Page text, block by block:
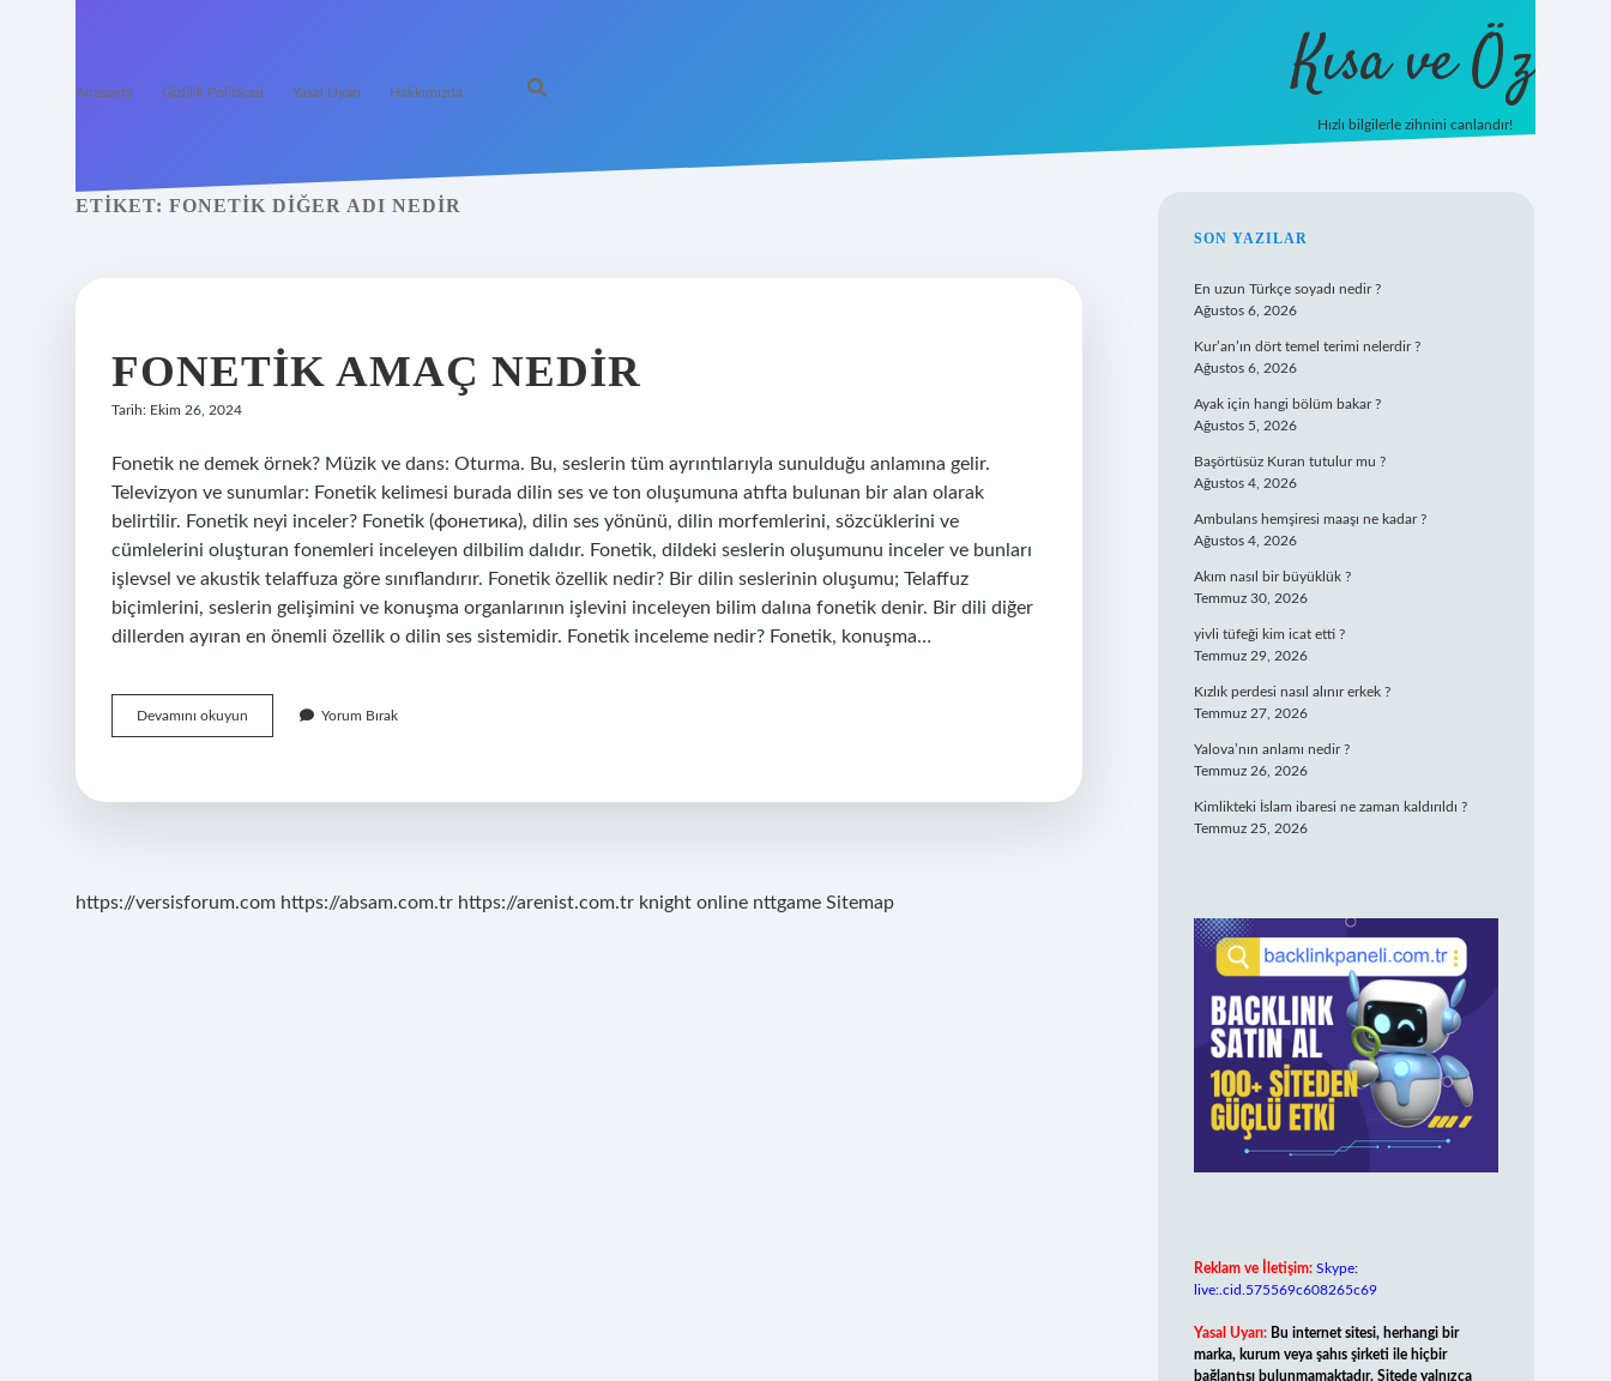
Anasayfa Gizlilik Politikası Yasal Uyarı Hakkımızda Kısa ve Öz
Hızlı bilgilerle zihnini canlandır!
ETIKET: FONETIK DIĞER ADI NEDIR
FONETIK AMAÇ NEDIR
Tarih: Ekim 26, 2024
Fonetik ne demek örnek? Müzik ve dans: Oturma. Bu, seslerin tüm ayrıntılarıyla sunulduğu anlamına gelir.
Televizyon ve sunumlar: Fonetik kelimesi burada dilin ses ve ton oluşumuna atıfta bulunan bir alan olarak
belirtilir. Fonetik neyi inceler? Fonetik (фонетика), dilin ses yönünü, dilin morfemlerini, sözcüklerini ve
cümlelerini oluşturan fonemleri inceleyen dilbilim dalıdır. Fonetik, dildeki seslerin oluşumunu inceler ve bunları
işlevsel ve akustik telaffuza göre sınıflandırır. Fonetik özellik nedir? Bir dilin seslerinin oluşumu; Telaffuz
biçimlerini, seslerin gelişimini ve konuşma organlarının işlevini inceleyen bilim dalına fonetik denir. Bir dili diğer
dillerden ayıran en önemli özellik o dilin ses sistemidir. Fonetik inceleme nedir? Fonetik, konuşma…
Devamını okuyun
Amaç
Yorum Bırak
https://versisforum.com https://absam.com.tr https://arenist.com.tr knight online nttgame Sitemap
SIDEBAR
SON YAZILAR
En uzun Türkçe soyadı nedir ?
Ağustos 6, 2026
Kur’an’ın dört temel terimi nelerdir ?
Ağustos 6, 2026
Ayak için hangi bölüm bakar ?
Ağustos 5, 2026
Başörtüsüz Kuran tutulur mu ?
Ağustos 4, 2026
Ambulans hemşiresi maaşı ne kadar ?
Ağustos 4, 2026
Akım nasıl bir büyüklük ?
Temmuz 30, 2026
yivli tüfeği kim icat etti ?
Temmuz 29, 2026
Kızlık perdesi nasıl alınır erkek ?
Temmuz 27, 2026
Yalova’nın anlamı nedir ?
Temmuz 26, 2026
Kimlikteki İslam ibaresi ne zaman kaldırıldı ?
Temmuz 25, 2026
Reklam ve İletişim: Skype:
live:.cid.575569c608265c69
Yasal Uyarı: Bu internet sitesi, herhangi bir
marka, kurum veya şahıs şirketi ile hiçbir
bağlantısı bulunmamaktadır. Sitede yalnızca